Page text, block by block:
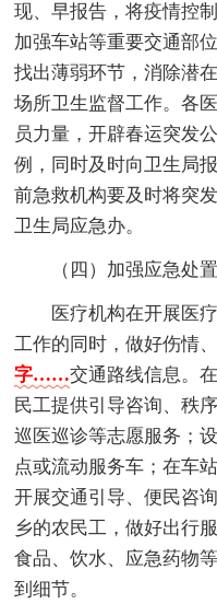
现、早报告，将疫情控
加强车站等重要交通部
找出薄弱环节，消除潜
场所卫生监督工作。各
员力量，开辟春运突发
例，同时及时向卫生局
前急救机构要及时将突
卫生局应急办。
（四）加强应急处置
医疗机构在开展医
工作的同时，做好伤情
字……交通路线信息。
民工提供引导咨询、秩
巡医巡诊等志愿服务；
点或流动服务车；在车
开展交通引导、便民咨
乡的农民工，做好出行
食品、饮水、应急药物
到细节。